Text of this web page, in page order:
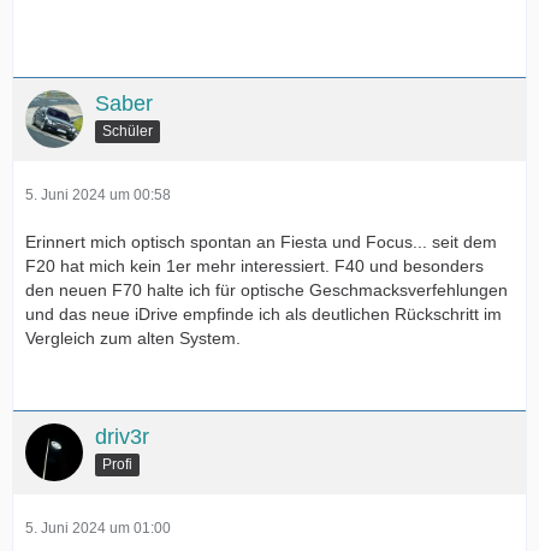
Saber
Schüler
5. Juni 2024 um 00:58
Erinnert mich optisch spontan an Fiesta und Focus... seit dem
F20 hat mich kein 1er mehr interessiert. F40 und besonders
den neuen F70 halte ich für optische Geschmacksverfehlungen
und das neue iDrive empfinde ich als deutlichen Rückschritt im
Vergleich zum alten System.
driv3r
Profi
5. Juni 2024 um 01:00